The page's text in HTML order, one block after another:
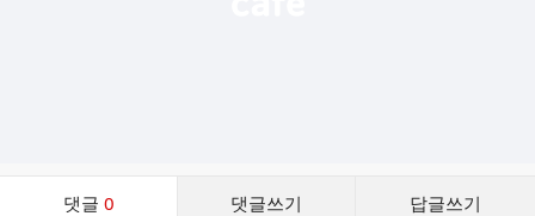
댓글 0 댓글쓰기 답글쓰기